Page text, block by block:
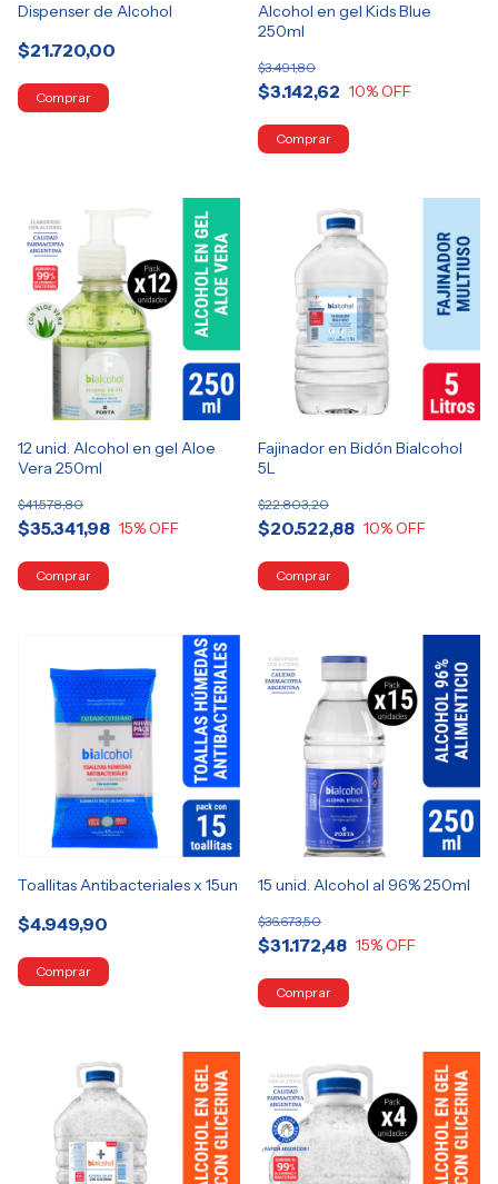
Dispenser de Alcohol
$21.720,00
Alcohol en gel Kids Blue
250ml
$3.142,62
$3.491,80
10% OFF
12 unid. Alcohol en gel Aloe
Vera 250ml
$35.341,98
$41.578,80
15% OFF
Fajinador en Bidón Bialcohol
5L
$20.522,88
$22.803,20
10% OFF
Toallitas Antibacteriales x 15un
$4.949,90
15 unid. Alcohol al 96% 250ml
$31.172,48
$36.673,50
15% OFF